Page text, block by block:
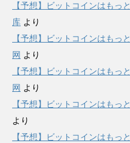
【予想】ビットコインはもっ
库 より
【予想】ビットコインはもっ
网 より
【予想】ビットコインはもっ
网 より
【予想】ビットコインはもっ
より
【予想】ビットコインはもっ